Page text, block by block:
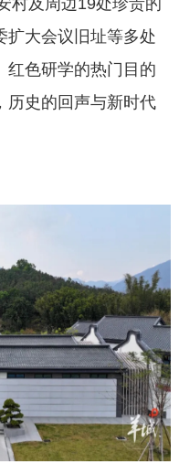
扩大会议旧址等多处
红色研学的热门目的
历史的回声与新时代